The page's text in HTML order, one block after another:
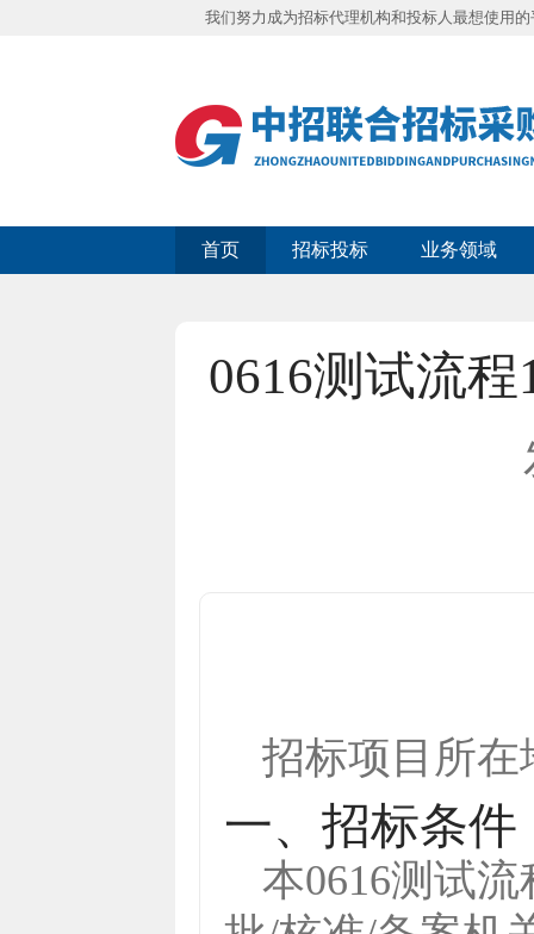
我们努力成为招标代理机构和投标人最想使用的
首页 招标投标 业务领域
0616测试流
招标项目所在
一、招标条件
本0616测试流